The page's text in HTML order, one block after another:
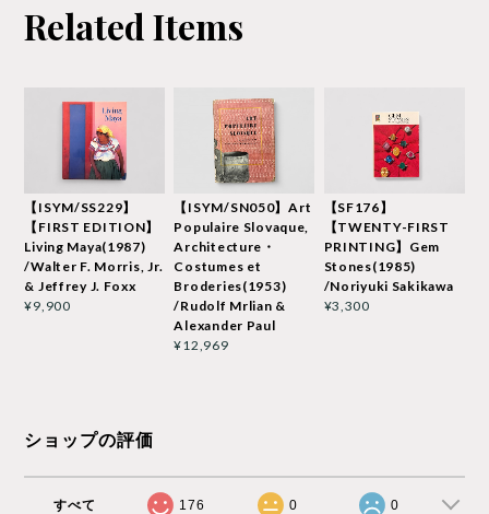
Related Items
【ISYM/SS229】
【FIRST EDITION】
Living Maya(1987)
/Walter F. Morris, Jr.
& Jeffrey J. Foxx
¥9,900
【ISYM/SN050】Art
Populaire Slovaque,
Architecture・
Costumes et
Broderies(1953)
/Rudolf Mrlian &
Alexander Paul
¥12,969
【SF176】
【TWENTY-FIRST
PRINTING】Gem
Stones(1985)
/Noriyuki Sakikawa
¥3,300
ショップの評価
すべて 176 0 0